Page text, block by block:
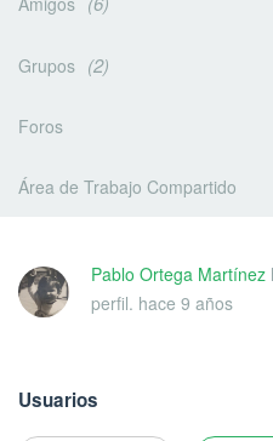
Grupos 2
Foros
Área de Trabajo Compartido
Pablo Ortega Martínez
perfil. hace 9 años
Usuarios